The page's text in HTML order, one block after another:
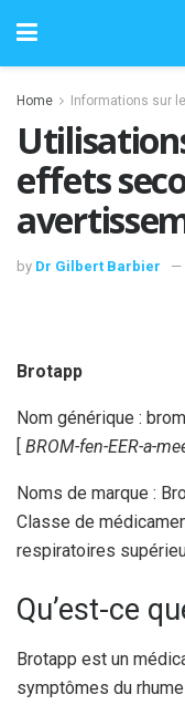
Home Informations sur
effets
by Dr Gilbert Barbier
Brotapp
Nom générique :
[ BROM-fen-EER-a-
Noms de marque :
Classe de
respiratoires
Qu’est-ce
Brotapp est un
symptômes du